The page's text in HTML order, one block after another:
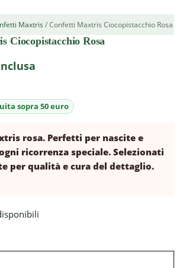
Maxtris / Confetti Maxtris Ciocopistacchio Rosa
Ciocopistacchio Rosa
rosa. Perfetti per nascite e
ricorrenza speciale. Selezionati
per qualità e cura del dettaglio.